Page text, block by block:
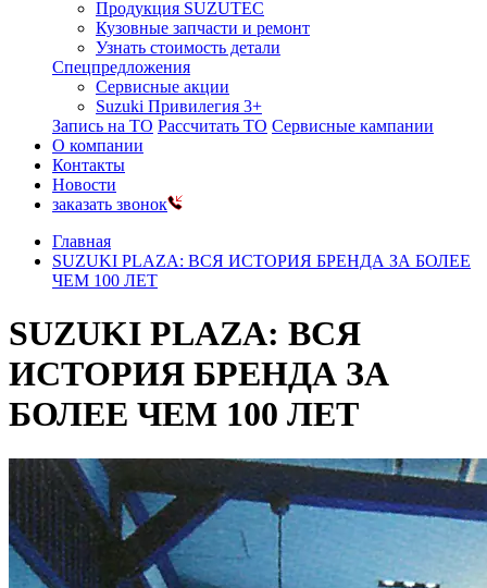
Продукция SUZUTEC
Кузовные запчасти и ремонт
Узнать стоимость детали
Спецпредложения
Сервисные акции
Suzuki Привилегия 3+
Запись на ТО Рассчитать ТО Сервисные кампании
О компании
Контакты
Новости
заказать звонок
Главная
SUZUKI PLAZA: ВСЯ ИСТОРИЯ БРЕНДА ЗА БОЛЕЕ
ЧЕМ 100 ЛЕТ
SUZUKI PLAZA: ВСЯ
ИСТОРИЯ БРЕНДА ЗА
БОЛЕЕ ЧЕМ 100 ЛЕТ